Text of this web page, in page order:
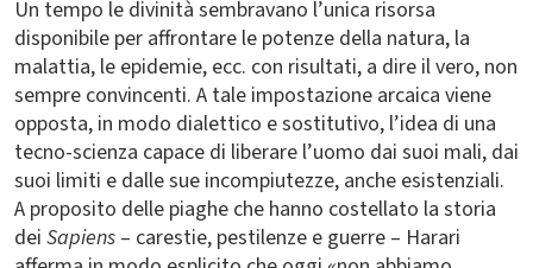
Un tempo le divinità sembravano l’unica risorsa
disponibile per affrontare le potenze della natura, la
malattia, le epidemie, ecc. con risultati, a dire il vero, non
sempre convincenti. A tale impostazione arcaica viene
opposta, in modo dialettico e sostitutivo, l’idea di una
tecno-scienza capace di liberare l’uomo dai suoi mali, dai
suoi limiti e dalle sue incompiutezze, anche esistenziali.
A proposito delle piaghe che hanno costellato la storia
dei Sapiens – carestie, pestilenze e guerre – Harari